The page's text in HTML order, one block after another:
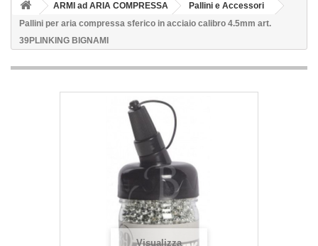
ARMI ad ARIA COMPRESSA
Pallini e Accessori
Pallini per aria compressa sferico in acciaio calibro 4.5mm art.
39PLINKING BIGNAMI
Visualizza